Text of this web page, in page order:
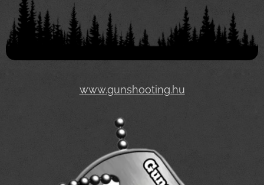
www.gunshooting.hu